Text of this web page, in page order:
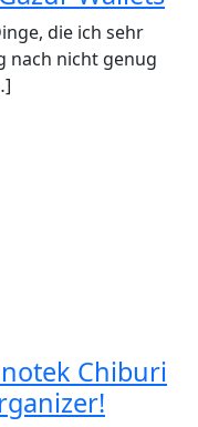
die ich sehr
nach nicht genug
Chiburi